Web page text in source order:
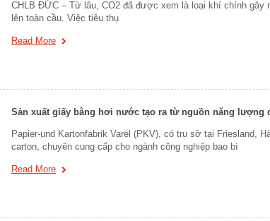
CHLB ĐỨC – Từ lâu, CO2 đã được xem là loại khí chính gây
lên toàn cầu. Việc tiêu thụ
Read More
Sản xuất giấy bằng hơi nước tạo ra từ nguồn năng lượng
Papier-und Kartonfabrik Varel (PKV), có trụ sở tại Friesland,
carton, chuyên cung cấp cho ngành công nghiệp bao bì
Read More